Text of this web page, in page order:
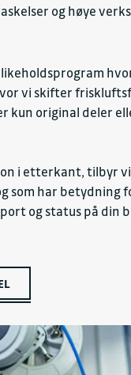
og høye
vi skifter
original deler
i etterkant, tilbyr
som har
og status på din